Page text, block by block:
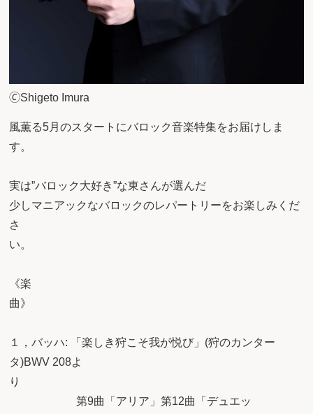
🄫Shigeto Imura
風薫る5月のスタートにバロック音楽特集をお届けしま
す
実は”バロック大好き”な東さんが選んだ
少しマニアックなバロックのレパートリーをお楽しみくだ
さ
い
《楽
１，バッハ: 「楽しき狩こそ我が悦び」(狩のカンター
タ)BWV 208よ
第9曲「アリア」第12曲「デュエッ